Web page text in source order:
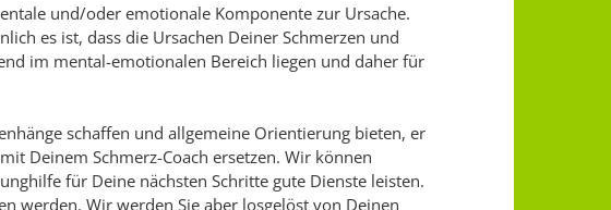
und/oder emotionale Komponente zur Ursache.
es ist, dass die Ursachen Deiner Schmerzen und
im mental-emotionalen Bereich liegen und daher für
schaffen und allgemeine Orientierung bieten, er
Deinem Schmerz-Coach ersetzen. Wir können
für Deine nächsten Schritte gute Dienste leisten.
werden. Wir werden Sie aber losgelöst von Deinen